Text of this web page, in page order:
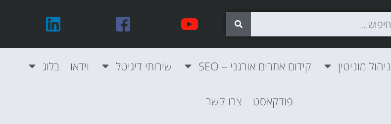
ניהול מוניטין קידום אתרים אורגני – SEO שירותי דיגיטל וידאו בלוג
פודקאסט צרו קשר